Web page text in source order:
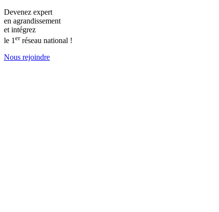
Devenez expert
en agrandissement
et intégrez
le 1 erréseau national !
Nous rejoindre